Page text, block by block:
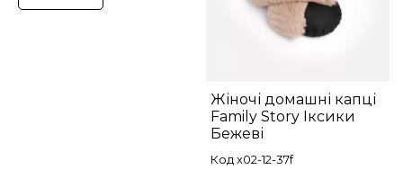
Жіночі домашні капці
Family Story Іксики
Бежеві
Код x02-12-37f